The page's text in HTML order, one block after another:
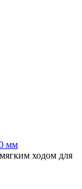
мм
ходом для